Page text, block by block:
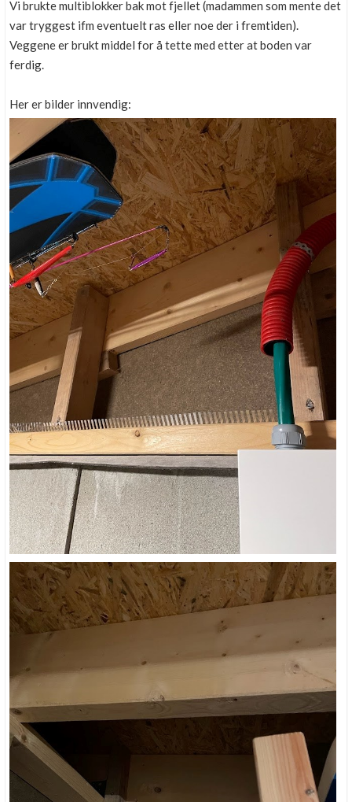
Vi brukte multiblokker bak mot fjellet (madammen som mente det
var tryggest ifm eventuelt ras eller noe der i fremtiden).
Veggene er brukt middel for å tette med etter at boden var
ferdig.
Her er bilder innvendig: